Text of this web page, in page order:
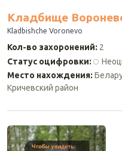
Кладбище
Kladbishche Voronevo
Кол-во захоронений: 2
Статус оцифровки:
Место нахождения:
Кричевский район